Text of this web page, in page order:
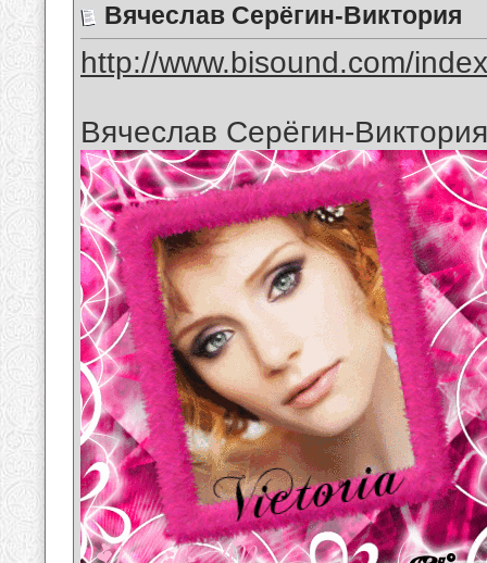
Вячеслав Серёгин-Виктория
http://www.bisound.com/
Вячеслав Серёгин-Виктория